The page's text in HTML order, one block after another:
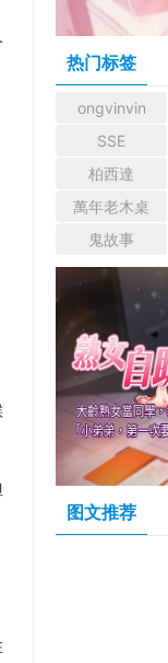
热门标签
ongvinvin
SSE
柏西達
萬年老木桌
鬼故事
图文推荐